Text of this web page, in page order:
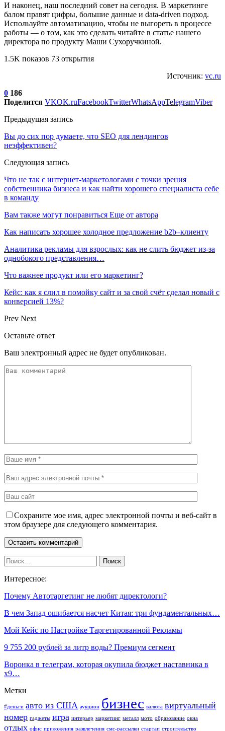
И наконец, наш последний совет на сегодня. В маркетинге
балом правят цифры, большие данные и data-driven подход.
Используйте автоматизацию, чтобы не выгореть в процессе
работы — о том, как это сделать читайте в статье нашего
директора по продукту Маши Сухоручкиной.
1.5K показов 73 открытия
Источник: vc.ru
0 186
Поделится VKOK.ruFacebookTwitterWhatsAppTelegramViber
Предыдущая запись
Вы до сих пор думаете, что SEO для лендингов
неэффективен?
Следующая запись
Что не так с интернет-маркетологами с точки зрения
собственника бизнеса и как найти хорошего специалиста себе
в команду
Вам также могут понравиться Еще от автора
Как написать хорошее холодное предложение b2b–клиенту
Аналитика рекламы для взрослых: как не слить бюджет из-за
однобокого представления…
Что важнее продукт или его маркетинг?
Кейс: как я слил в помойку сайт и за свой счёт сделал новый с
конверсией 13%?
Prev Next
Оставьте ответ
Ваш электронный адрес не будет опубликован.
Сохраните мое имя, адрес электронной почты и веб-сайт в
этом браузере для следующего комментария.
Интересное:
Почему Автотаргетинг не любят директологи?
В чем Запад ошибается насчет Китая: три фундаментальных…
Мой Кейс по Настройке Таргетированной Рекламы
9 755 200 рублей за литр воды? Премиум сегмент
Воронка в телеграм, которая окупила бюджет наставника в
х9…
Метки
#деньги авто из США аукцион бизнес валюта виртуальный
номер гаджеты игра интерьер маркетинг металл мото образование окна
отдых офис приложения развлечения смс-рассылки стартап строительство